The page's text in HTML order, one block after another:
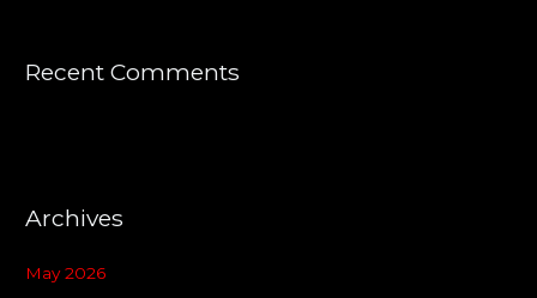
Recent Comments
Archives
May 2026